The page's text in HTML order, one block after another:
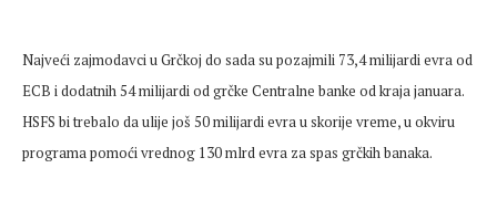
Najveći zajmodavci u Grčkoj do sada su pozajmili 73,4 milijardi evra od
ECB i dodatnih 54 milijardi od grčke Centralne banke od kraja januara.
HSFS bi trebalo da ulije još 50 milijardi evra u skorije vreme, u okviru
programa pomoći vrednog 130 mlrd evra za spas grčkih banaka.